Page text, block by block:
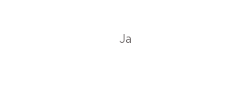
Ja